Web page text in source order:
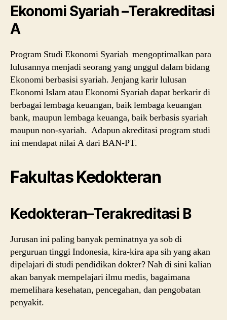
Ekonomi Syariah –Terakreditasi
A
Program Studi Ekonomi Syariah mengoptimalkan para
lulusannya menjadi seorang yang unggul dalam bidang
Ekonomi berbasisi syariah. Jenjang karir lulusan
Ekonomi Islam atau Ekonomi Syariah dapat berkarir di
berbagai lembaga keuangan, baik lembaga keuangan
bank, maupun lembaga keuanga, baik berbasis syariah
maupun non-syariah. Adapun akreditasi program studi
ini mendapat nilai A dari BAN-PT.
Fakultas Kedokteran
Kedokteran–Terakreditasi B
Jurusan ini paling banyak peminatnya ya sob di
perguruan tinggi Indonesia, kira-kira apa sih yang akan
dipelajari di studi pendidikan dokter? Nah di sini kalian
akan banyak mempelajari ilmu medis, bagaimana
memelihara kesehatan, pencegahan, dan pengobatan
penyakit.